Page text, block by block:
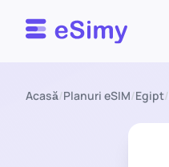
Esimy
Acasă/Planuri eSIM/Egipt/